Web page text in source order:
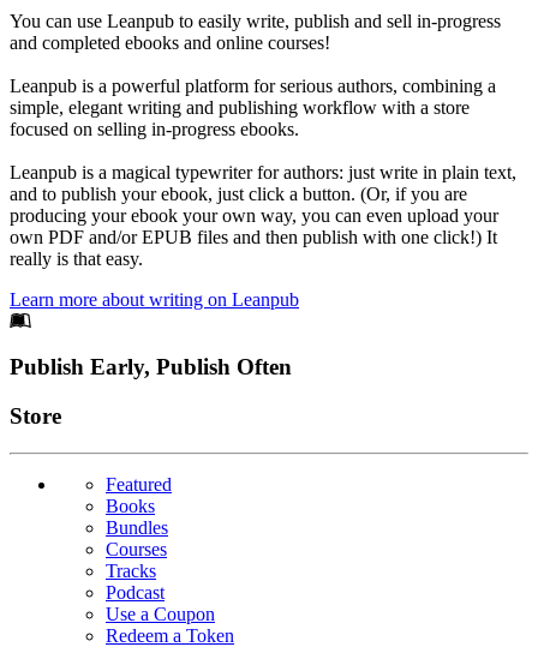
You can use Leanpub to easily write, publish and sell in-progress
and completed ebooks and online courses!
Leanpub is a powerful platform for serious authors, combining a
simple, elegant writing and publishing workflow with a store
focused on selling in-progress ebooks.
Leanpub is a magical typewriter for authors: just write in plain text,
and to publish your ebook, just click a button. (Or, if you are
producing your ebook your own way, you can even upload your
own PDF and/or EPUB files and then publish with one click!) It
really is that easy.
Learn more about writing on Leanpub
Footer
Publish Early, Publish Often
Links
Store
Featured
Books
Bundles
Courses
Tracks
Podcast
Use a Coupon
Redeem a Token